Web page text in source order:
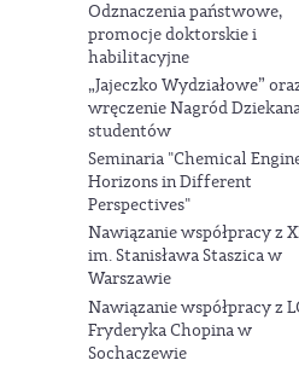
Odznaczenia państwowe,
promocje doktorskie i
habilitacyjne
„Jajeczko Wydziałowe”
wręczenie Nagród
studentów
Seminaria "Chemical
Horizons in Different
Perspectives"
Nawiązanie współpracy z
im. Stanisława Staszica w
Warszawie
Nawiązanie współpracy z
Fryderyka Chopina w
Sochaczewie